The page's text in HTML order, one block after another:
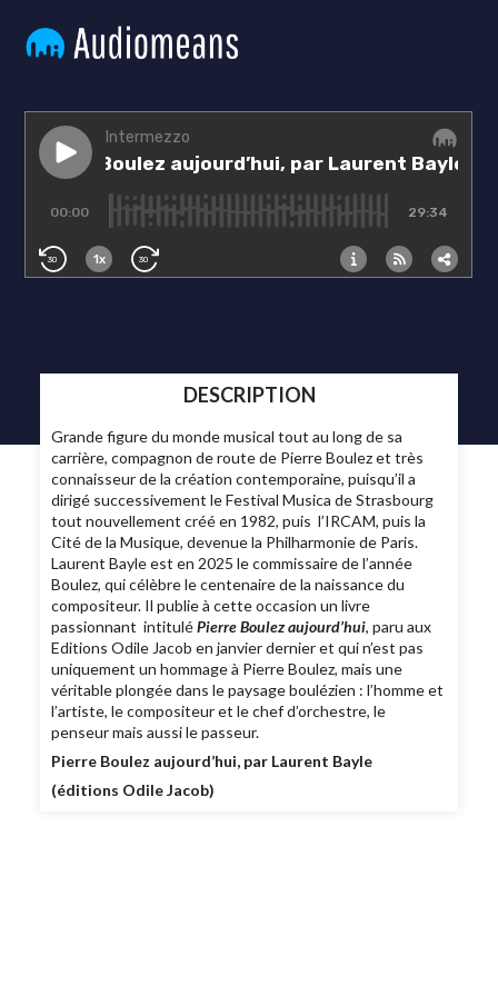
DESCRIPTION
Grande figure du monde musical tout au long de sa
carrière, compagnon de route de Pierre Boulez et très
connaisseur de la création contemporaine, puisqu’il a
dirigé successivement le Festival Musica de Strasbourg
tout nouvellement créé en 1982, puis l’IRCAM, puis la
Cité de la Musique, devenue la Philharmonie de Paris.
Laurent Bayle est en 2025 le commissaire de l’année
Boulez, qui célèbre le centenaire de la naissance du
compositeur. Il publie à cette occasion un livre
passionnant intituléPierre Boulez aujourd’hui, paru aux
Editions Odile Jacob en janvier dernier et qui n’est pas
uniquement un hommage à Pierre Boulez, mais une
véritable plongée dans le paysage boulézien : l’homme et
l’artiste, le compositeur et le chef d’orchestre, le
penseur mais aussi le passeur.
Pierre Boulez aujourd’hui, par Laurent Bayle
(éditions Odile Jacob)